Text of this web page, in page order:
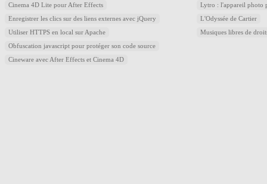
Cinema 4D Lite pour After Effects
Enregistrer les clics sur des liens externes avec jQuery
Utiliser HTTPS en local sur Apache
Obfuscation javascript pour protéger son code source
Cineware avec After Effects et Cinema 4D
Lytro : l'appareil photo
L'Odyssée de Cartier
Musiques libres de